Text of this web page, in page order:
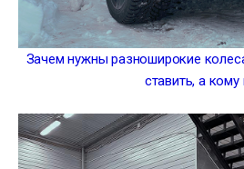
Зачем нужны разноширокие
ставить, а кому